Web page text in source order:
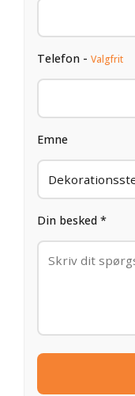
Telefon - Valgfrit
Emne
Din besked *